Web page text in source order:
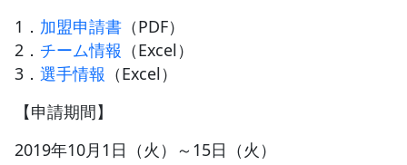
1． 加盟申請書 （PDF）
2． チーム情報 （Excel）
3． 選手情報 （Excel）
【申請期間】
2019年10月1日（火）～15日（火）